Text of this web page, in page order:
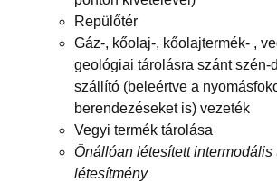
Repülőtér
Gáz-, kőolaj-, kőolajtermék- ,
geológiai tárolásra szánt szén-
szállító (beleértve a
berendezéseket is) vezeték
Vegyi termék tárolása
Önállóan létesített intermodális
létesítmény